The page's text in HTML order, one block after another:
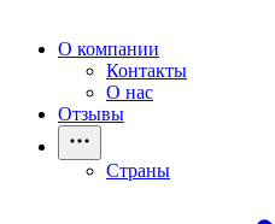
О компании
Контакты
О нас
Отзывы
Страны